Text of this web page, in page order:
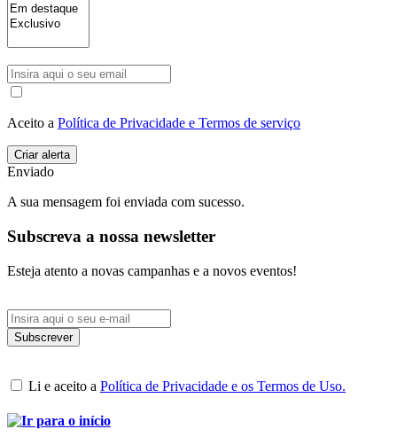
Aceito a Política de Privacidade e Termos de serviço
Enviado
A sua mensagem foi enviada com sucesso.
Subscreva a nossa newsletter
Esteja atento a novas campanhas e a novos eventos!
Li e aceito a Política de Privacidade e os Termos de Uso.